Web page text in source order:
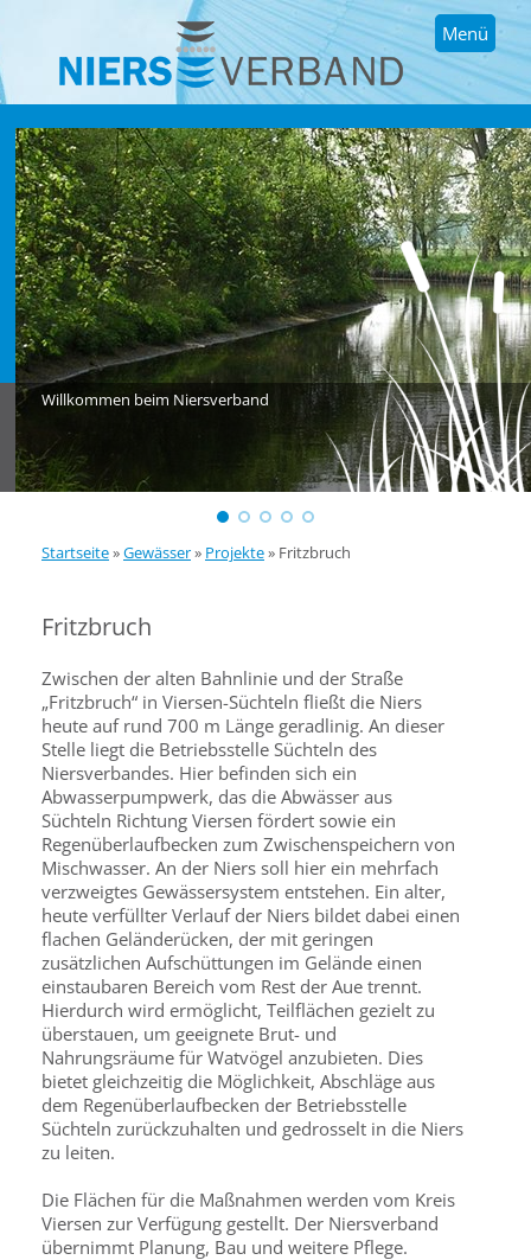
Menü
Willkommen beim Niersverband
Startseite»Gewässer» Projekte» Fritzbruch
Fritzbruch
Zwischen der alten Bahnlinie und der Straße
„Fritzbruch“ in Viersen-Süchteln fließt die Niers
heute auf rund 700 m Länge geradlinig. An dieser
Stelle liegt die Betriebsstelle Süchteln des
Niersverbandes. Hier befinden sich ein
Abwasserpumpwerk, das die Abwässer aus
Süchteln Richtung Viersen fördert sowie ein
Regenüberlaufbecken zum Zwischenspeichern von
Mischwasser. An der Niers soll hier ein mehrfach
verzweigtes Gewässersystem entstehen. Ein alter,
heute verfüllter Verlauf der Niers bildet dabei einen
flachen Geländerücken, der mit geringen
zusätzlichen Aufschüttungen im Gelände einen
einstaubaren Bereich vom Rest der Aue trennt.
Hierdurch wird ermöglicht, Teilflächen gezielt zu
überstauen, um geeignete Brut- und
Nahrungsräume für Watvögel anzubieten. Dies
bietet gleichzeitig die Möglichkeit, Abschläge aus
dem Regenüberlaufbecken der Betriebsstelle
Süchteln zurückzuhalten und gedrosselt in die Niers
zu leiten.
Die Flächen für die Maßnahmen werden vom Kreis
Viersen zur Verfügung gestellt. Der Niersverband
übernimmt Planung, Bau und weitere Pflege.